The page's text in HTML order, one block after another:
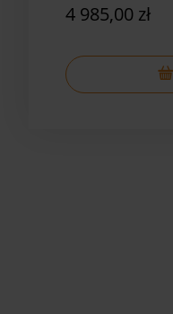
4 985,00 zł